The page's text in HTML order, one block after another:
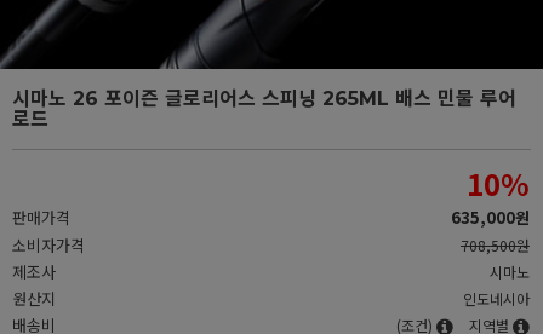
시마노 26 포이즌 글로리어스 스피닝 265ML 배스 민물 루어
로드
판매가격
10%
635,000원
소비자가격
708,500원
제조사 시마노
원산지 인도네시아
배송비 (조건)
지역별